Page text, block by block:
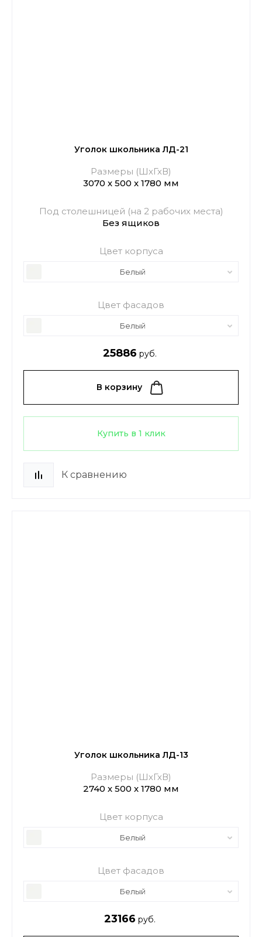
Уголок школьника ЛД-21
Размеры (ШхГхВ)
3070 х 500 х 1780 мм
Под столешницей (на 2 рабочих места)
Без ящиков
Цвет корпуса
Белый
Цвет фасадов
Белый
25886 руб.
В корзину
Купить в 1 клик
К сравнению
Уголок школьника ЛД-13
Размеры (ШхГхВ)
2740 х 500 х 1780 мм
Цвет корпуса
Белый
Цвет фасадов
Белый
23166 руб.